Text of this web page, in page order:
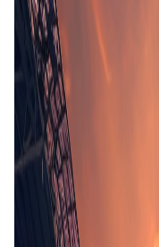
A. Hellum
E. Hovland
A. Hellum
Tweede helft
J. Deen Haruna
E. Lunde Hillestad